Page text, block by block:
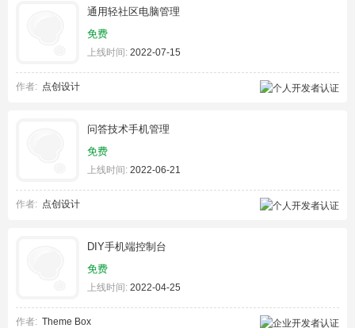
通用轻社区电脑管理
免费
上线时间: 2022-07-15
作者: 点创设计
问答技术手机管理
免费
上线时间: 2022-06-21
作者: 点创设计
DIY手机端控制台
免费
上线时间: 2022-04-25
作者: Theme Box